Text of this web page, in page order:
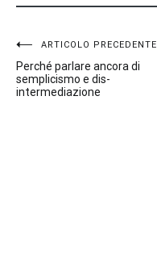
Navigazione
articoli
ARTICOLO PRECEDENTE
Perché parlare ancora di
semplicismo e dis-
intermediazione